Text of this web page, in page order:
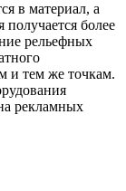
в материал, а
более
рельефных
и тем же точкам.
рекламных